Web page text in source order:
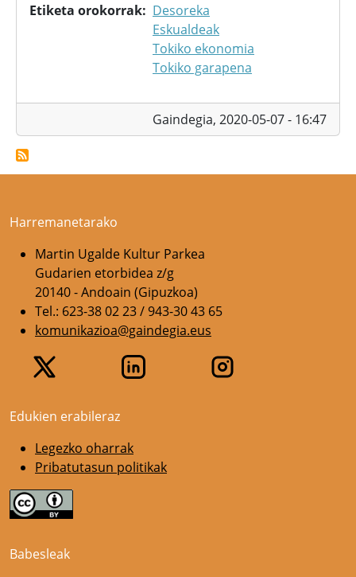
Etiketa orokorrak
Desoreka
Eskualdeak
Tokiko ekonomia
Tokiko garapena
Gaindegia, 2020-05-07 - 16:47
Harremanetarako
Martin Ugalde Kultur Parkea
Gudarien etorbidea z/g
20140 - Andoain (Gipuzkoa)
Tel.: 623-38 02 23 / 943-30 43 65
komunikazioa@gaindegia.eus
Edukien erabileraz
Legezko oharrak
Pribatutasun politikak
Babesleak